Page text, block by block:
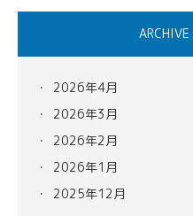
ARCHIVE
2026年4月
2026年3月
2026年2月
2026年1月
2025年12月